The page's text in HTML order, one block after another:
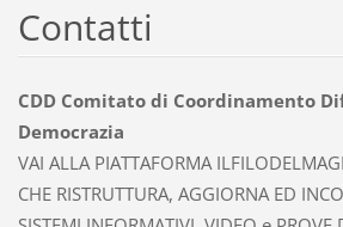
Contatti
CDD Comitato di Coordinamento
Democrazia
VAI ALLA PIATTAFORMA
CHE RISTRUTTURA, AGGIORNA ED